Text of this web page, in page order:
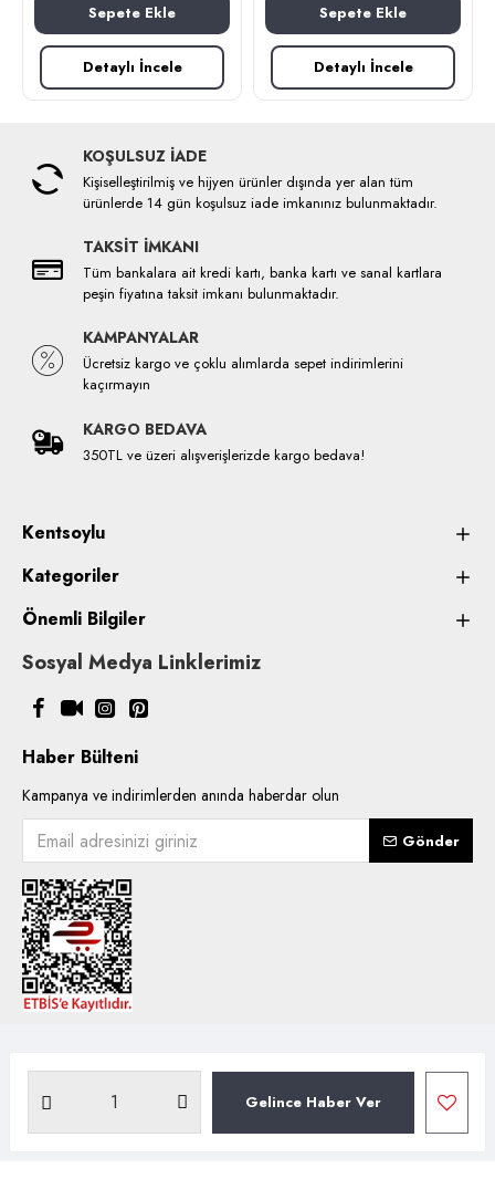
Gelince Haber Ver
Sepete Ekle
Detaylı İncele
Sepete Ekle
Detaylı İncele
KOŞULSUZ İADE
Kişiselleştirilmiş ve hijyen ürünler dışında yer alan tüm
ürünlerde 14 gün koşulsuz iade imkanınız bulunmaktadır.
TAKSİT İMKANI
Tüm bankalara ait kredi kartı, banka kartı ve sanal kartlara
peşin fiyatına taksit imkanı bulunmaktadır.
KAMPANYALAR
Ücretsiz kargo ve çoklu alımlarda sepet indirimlerini
kaçırmayın
KARGO BEDAVA
350TL ve üzeri alışverişlerizde kargo bedava!
Kentsoylu
Kategoriler
Önemli Bilgiler
Sosyal Medya Linklerimiz
Haber Bülteni
Kampanya ve indirimlerden anında haberdar olun
Gönder